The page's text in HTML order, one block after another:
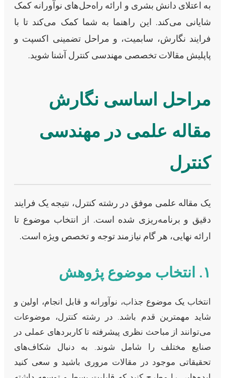
به اعتلای دانش بشری و ارائه راه‌حل‌های نوآورانه کمک
شایانی می‌کند. این راهنما به شما کمک می‌کند تا با
فرایند نگارش، سابمیت، و مراحل تضمینی اکسپت و
پاپلیش مقالات تخصصی مهندسی کنترل آشنا شوید.
مراحل اساسی نگارش
مقاله علمی در مهندسی
کنترل
یک مقاله علمی موفق در رشته کنترل، نتیجه یک فرایند
دقیق و برنامه‌ریزی شده است. از انتخاب موضوع تا
ارائه نهایی، هر گام نیازمند توجه و تخصص ویژه است.
۱. انتخاب موضوع پژوهش
انتخاب یک موضوع جذاب، نوآورانه و قابل انجام، اولین و
شاید مهمترین قدم باشد. در رشته کنترل، موضوعات
می‌توانند از مباحث نظری پیشرفته تا کاربردهای عملی در
صنایع مختلف را شامل شوند. به دنبال شکاف‌های
تحقیقاتی موجود در مقالات مروری باشید و سعی کنید